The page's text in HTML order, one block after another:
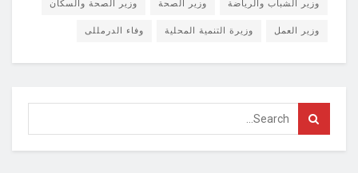
وزير الشباب والرياضة وزير الصحة وزير الصحة والسكان
وزير العمل وزيرة التنمية المحلية وفاء الدرمللى